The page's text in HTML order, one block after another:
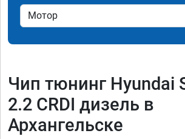
Чип тюнинг Hyundai
2.2 CRDI дизель в
Архангельске